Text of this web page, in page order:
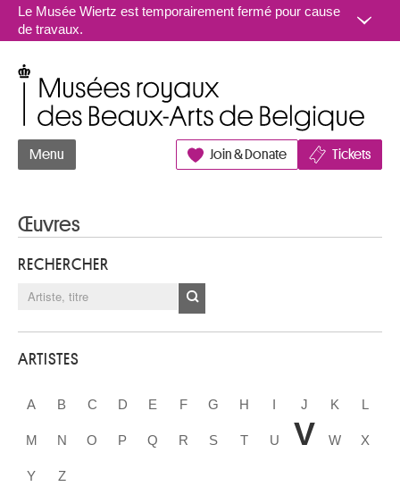
Aller au contenu
Le Musée Wiertz est temporairement fermé pour cause
de travaux.
Menu Join & Donate Tickets
Œuvres
RECHERCHER
ARTISTES
A B C D E F G H I J K L
M N O P Q R S T U V W X
Y Z